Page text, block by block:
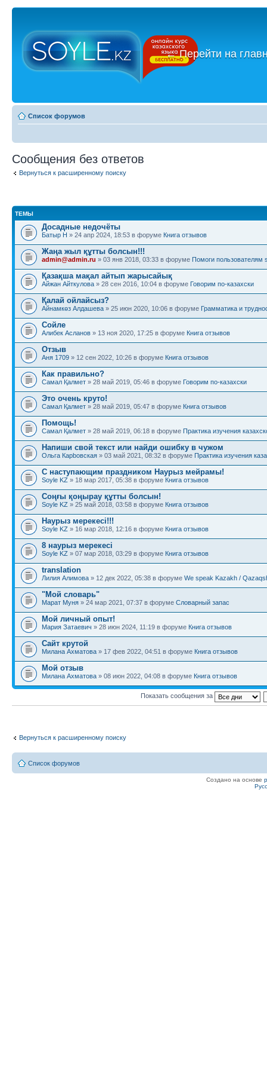
←Перейти на
Список форумов
Сообщения без ответов
Вернуться к расширенному поиску
ТЕМЫ
Досадные недочёты
Батыр Н » 24 апр 2024, 18:53 в форуме Книга отзывов
Жаңа жыл құтты болсын!!!
admin@admin.ru » 03 янв 2018, 03:33 в форуме Помоги пользователям
Қазақша мақал айтып жарысайық
Айжан Айткулова » 28 сен 2016, 10:04 в форуме Говорим по-казахски
Қалай ойлайсыз?
Айнамкөз Алдашева » 25 июн 2020, 10:06 в форуме Грамматика и
Сойле
Алибек Асланов » 13 ноя 2020, 17:25 в форуме Книга отзывов
Отзыв
Аня 1709 » 12 сен 2022, 10:26 в форуме Книга отзывов
Как правильно?
Самал Қалмет » 28 май 2019, 05:46 в форуме Говорим по-казахски
Это очень круто!
Самал Қалмет » 28 май 2019, 05:47 в форуме Книга отзывов
Помощь!
Самал Қалмет » 28 май 2019, 06:18 в форуме Практика изучения
Напиши свой текст или найди ошибку в чужом
Ольга Карbовская » 03 май 2021, 08:32 в форуме Практика изучения
С наступающим праздником Наурыз мейрамы!
Soyle KZ » 18 мар 2017, 05:38 в форуме Книга отзывов
Соңғы қоңырау құтты болсын!
Soyle KZ » 25 май 2018, 03:58 в форуме Книга отзывов
Наурыз мерекесі!!!
Soyle KZ » 16 мар 2018, 12:16 в форуме Книга отзывов
8 наурыз мерекесі
Soyle KZ » 07 мар 2018, 03:29 в форуме Книга отзывов
translation
Лилия Алимова » 12 дек 2022, 05:38 в форуме We speak Kazakh /
"Мой словарь"
Марат Муня » 24 мар 2021, 07:37 в форуме Словарный запас
Мой личный опыт!
Мария Затаевич » 28 июн 2024, 11:19 в форуме Книга отзывов
Сайт крутой
Милана Ахматова » 17 фев 2022, 04:51 в форуме Книга отзывов
Мой отзыв
Милана Ахматова » 08 июн 2022, 04:08 в форуме Книга отзывов
Показать сообщения за
Вернуться к расширенному поиску
Список форумов
Создано на основе